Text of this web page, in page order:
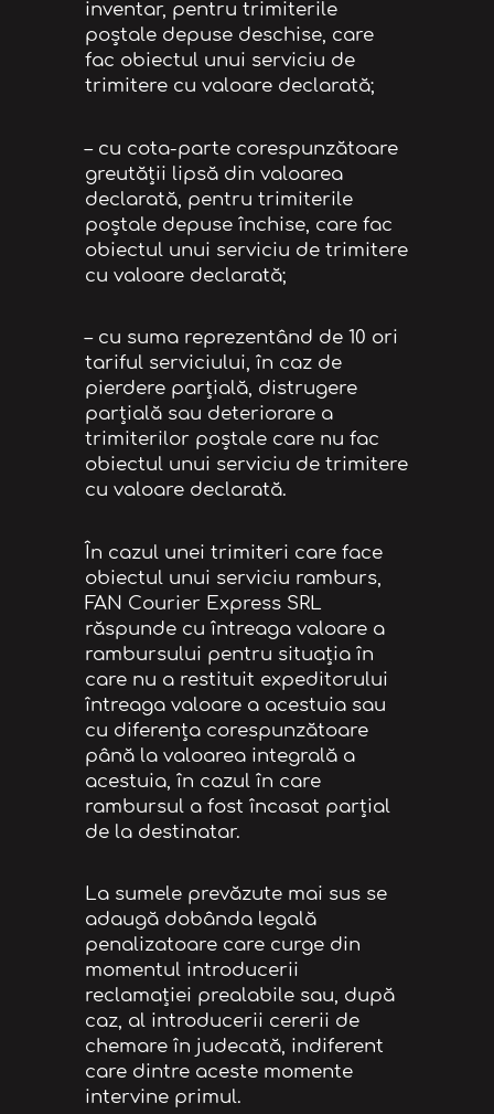
inventar, pentru trimiterile
poştale depuse deschise, care
fac obiectul unui serviciu de
trimitere cu valoare declarată;
– cu cota-parte corespunzătoare
greutăţii lipsă din valoarea
declarată, pentru trimiterile
poştale depuse închise, care fac
obiectul unui serviciu de trimitere
cu valoare declarată;
– cu suma reprezentând de 10 ori
tariful serviciului, în caz de
pierdere parţială, distrugere
parţială sau deteriorare a
trimiterilor poştale care nu fac
obiectul unui serviciu de trimitere
cu valoare declarată.
În cazul unei trimiteri care face
obiectul unui serviciu ramburs,
FAN Courier Express SRL
răspunde cu întreaga valoare a
rambursului pentru situația în
care nu a restituit expeditorului
întreaga valoare a acestuia sau
cu diferența corespunzătoare
până la valoarea integrală a
acestuia, în cazul în care
rambursul a fost încasat parțial
de la destinatar.
La sumele prevăzute mai sus se
adaugă dobânda legală
penalizatoare care curge din
momentul introducerii
reclamaţiei prealabile sau, după
caz, al introducerii cererii de
chemare în judecată, indiferent
care dintre aceste momente
intervine primul.